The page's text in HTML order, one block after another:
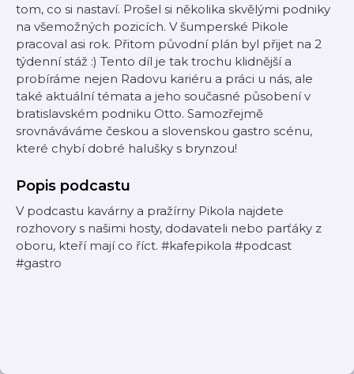
tom, co si nastaví. Prošel si několika skvělými podniky
na všemožných pozicích. V šumperské Pikole
pracoval asi rok. Přitom původní plán byl přijet na 2
týdenní stáž :) Tento díl je tak trochu klidnější a
probíráme nejen Radovu kariéru a práci u nás, ale
také aktuální témata a jeho současné působení v
bratislavském podniku Otto. Samozřejmě
srovnáváváme českou a slovenskou gastro scénu,
které chybí dobré halušky s brynzou!
Popis podcastu
V podcastu kavárny a pražírny Pikola najdete
rozhovory s našimi hosty, dodavateli nebo parťáky z
oboru, kteří mají co říct. #kafepikola #podcast
#gastro